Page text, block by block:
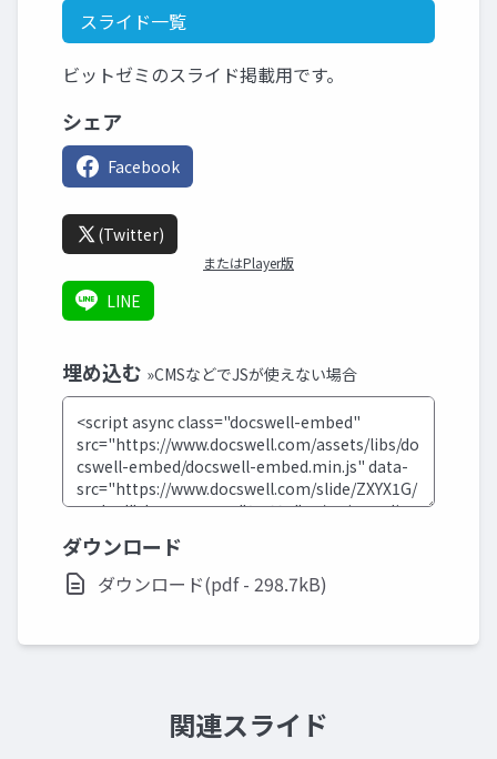
スライド一覧
ビットゼミのスライド掲載用です。
シェア
Facebook
(Twitter)
またはPlayer版
LINE
埋め込む »CMSなどでJSが使えない場合
ダウンロード
ダウンロード(pdf - 298.7kB)
関連スライド